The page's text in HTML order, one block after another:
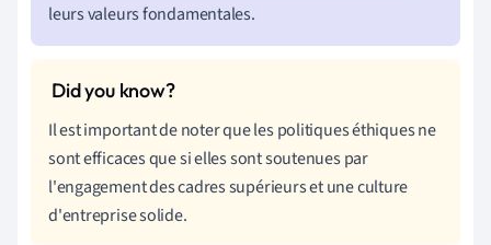
leurs valeurs fondamentales.
Il est important de noter que les politiques éthiques ne
sont efficaces que si elles sont soutenues par
l'engagement des cadres supérieurs et une culture
d'entreprise solide.